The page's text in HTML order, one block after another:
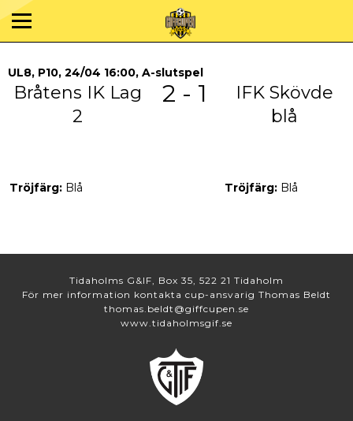
UL8, P10, 24/04 16:00, A-slutspel
Bråtens IK Lag
2
2 - 1
IFK Skövde
blå
Tröjfärg: Blå Tröjfärg: Blå
Tidaholms G&IF, Box 35, 522 21 Tidaholm
För mer information kontakta cup-ansvarig Thomas Beldt
thomas.beldt@giffcupen.se
www.tidaholmsgif.se